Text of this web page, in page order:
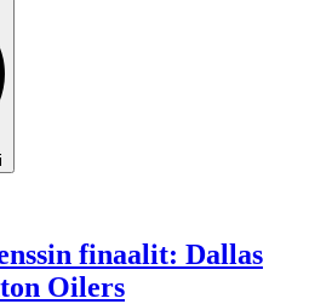
finaalit: Dallas
Oilers